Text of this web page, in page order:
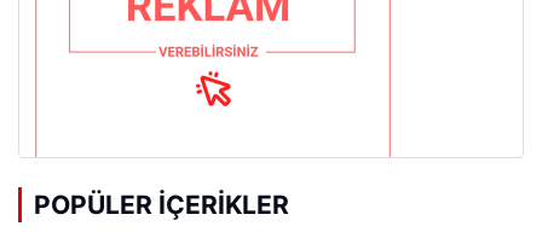
POPÜLER İÇERIKLER